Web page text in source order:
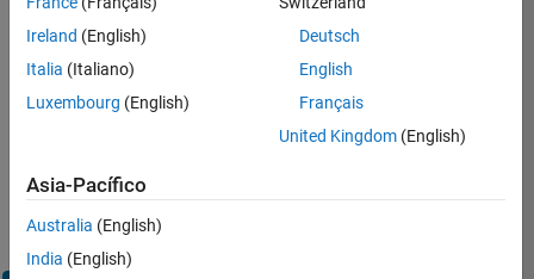
Dirección de correo electrónico
Contraseña
¿Olvidó
contraseña?
Ireland (English)
Italia (Italiano)
Luxembourg (English)
Deutsch
English
Français
United Kingdom(English)
Asia-Pacífico
Australia (English)
India (English)